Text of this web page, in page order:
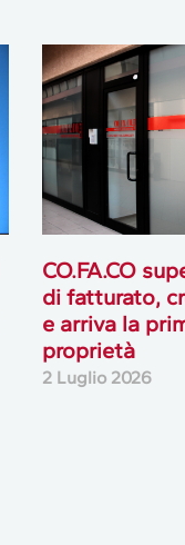
CO.FA.CO
di fatturato,
e arriva la
proprietà
2 Luglio 2026